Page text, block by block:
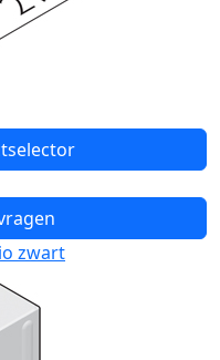
zwart